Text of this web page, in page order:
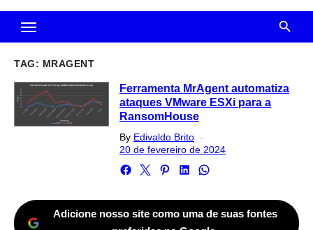
TAG: MRAGENT
Ferramenta MrAgent automatiza
ataques VMware ESXi para a
RansomHouse
By Edivaldo Brito
on
20 de fevereiro de 2024
Adicione nosso site como uma de suas fontes